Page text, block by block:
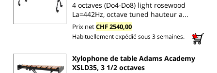
4 octaves (Do4-Do8) light rosewood
La=442Hz, octave tuned hauteur a...
Prix netCHF 2540,00
Habituellement expédié sous 3 semaines.
Xylophone de table Adams Academy
XSLD35, 3 1/2 octaves